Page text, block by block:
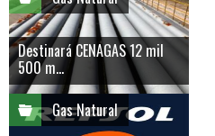
Destinará CENAGAS 12 mil
500 m...
Gas Natural